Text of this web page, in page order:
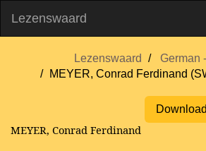
Lezenswaard
Lezenswaard
German
MEYER, Conrad Ferdinand
MEYER, Conrad Ferdinand